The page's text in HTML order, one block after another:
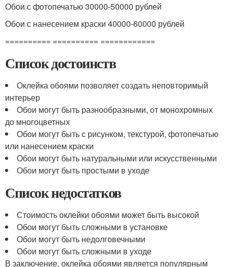
Обои с фотопечатью 30000-50000 рублей
Обои с нанесением краски 40000-60000 рублей
========== ========== ============
Список достоинств
Оклейка обоями позволяет создать неповторимый
интерьер
Обои могут быть разнообразными, от монохромных
до многоцветных
Обои могут быть с рисунком, текстурой, фотопечатью
или нанесением краски
Обои могут быть натуральными или искусственными
Обои могут быть простыми в уходе
Список недостатков
Стоимость оклейки обоями может быть высокой
Обои могут быть сложными в установке
Обои могут быть недолговечными
Обои могут быть сложными в уходе
В заключение, оклейка обоями является популярным